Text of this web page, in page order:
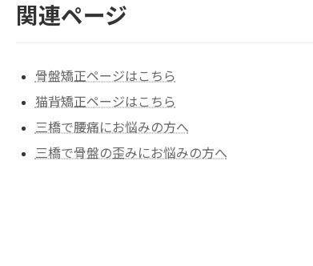
関連ページ
骨盤矯正ページはこちら
猫背矯正ページはこちら
三橋で腰痛にお悩みの方へ
三橋で骨盤の歪みにお悩みの方へ